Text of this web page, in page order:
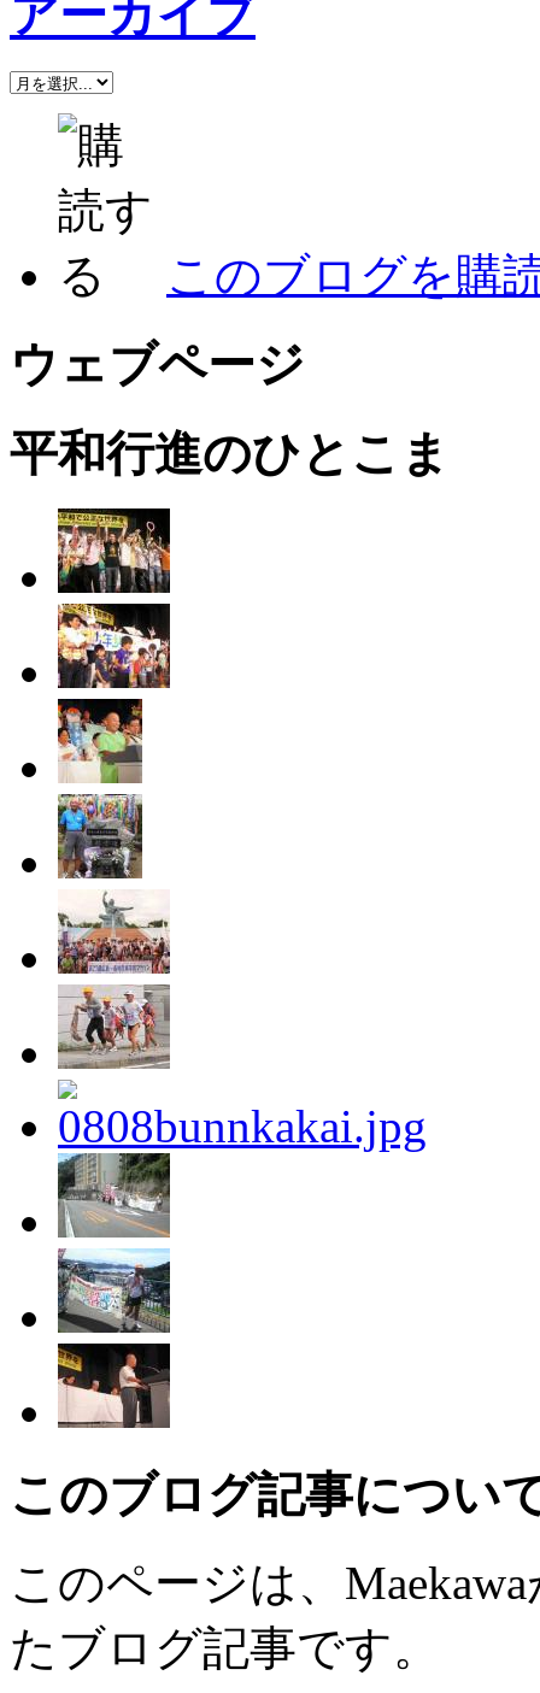
アーカイブ
このブログを購
ウェブページ
平和行進のひとこま
このブログ記事につい
このページは、
たブログ記事です。